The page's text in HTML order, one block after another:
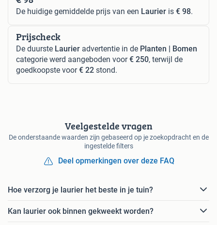
De huidige gemiddelde prijs van een Laurier is € 98.
Prijscheck
De duurste Laurier advertentie in de Planten | Bomen
categorie werd aangeboden voor€ 250, terwijl de
goedkoopste voor€ 22 stond.
Veelgestelde vragen
De onderstaande waarden zijn gebaseerd op je zoekopdracht en de
ingestelde filters
Deel opmerkingen over deze FAQ
Hoe verzorg je laurier het beste in je tuin?
Kan laurier ook binnen gekweekt worden?